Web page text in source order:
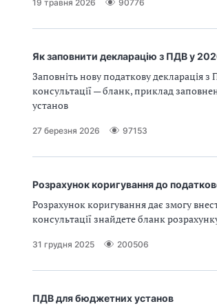
19 травня 2026 90776
Як заповнити декларацію з ПДВ у
Заповніть нову податкову декларація
консультації — бланк, приклад
установ
27 березня 2026 97153
Розрахунок коригування до
Розрахунок коригування дає змогу
консультації знайдете бланк
31 грудня 2025 200506
ПДВ для бюджетних установ